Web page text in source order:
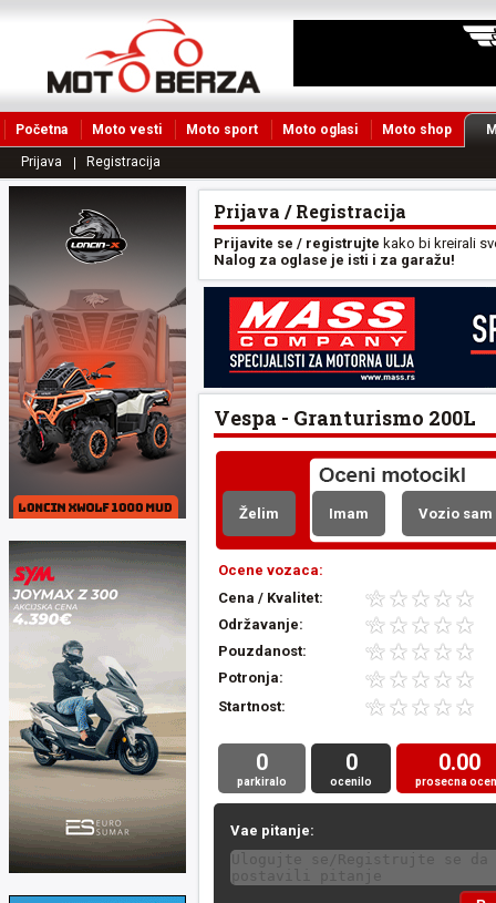
Početna Moto vesti Moto sport Moto oglasi Moto shop
Prijava Registracija
Prijava / Registracija
Prijavite se / registrujte kako bi kreirali
Nalog za oglase je isti i za garažu!
Vespa - Granturismo 200L
Želim Imam Vozio sam
Ocene vozaca:
Cena / Kvalitet:
Održavanje:
Pouzdanost:
Potronja:
Startnost:
0
parkiralo
0
ocenilo
0.00
prosecna
Vae pitanje: